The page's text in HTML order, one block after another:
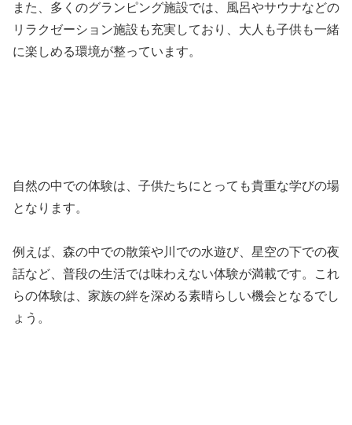
また、多くのグランピング施設では、風呂やサウナなどの
リラクゼーション施設も充実しており、大人も子供も一緒
に楽しめる環境が整っています。
自然の中での体験は、子供たちにとっても貴重な学びの場
となります。
例えば、森の中での散策や川での水遊び、星空の下での夜
話など、普段の生活では味わえない体験が満載です。これ
らの体験は、家族の絆を深める素晴らしい機会となるでし
ょう。